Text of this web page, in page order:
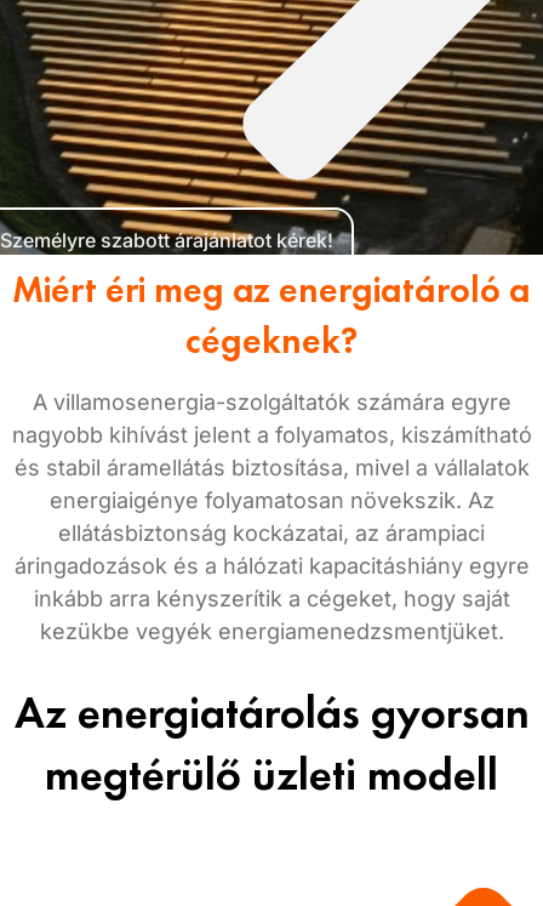
Személyre szabott árajánlatot kérek!
Miért éri meg az energiatároló a
cégeknek?
A villamosenergia-szolgáltatók számára egyre
nagyobb kihívást jelent a folyamatos, kiszámítható
és stabil áramellátás biztosítása, mivel a vállalatok
energiaigénye folyamatosan növekszik. Az
ellátásbiztonság kockázatai, az árampiaci
áringadozások és a hálózati kapacitáshiány egyre
inkább arra kényszerítik a cégeket, hogy saját
kezükbe vegyék energiamenedzsmentjüket.
Az energiatárolás gyorsan
megtérülő üzleti modell